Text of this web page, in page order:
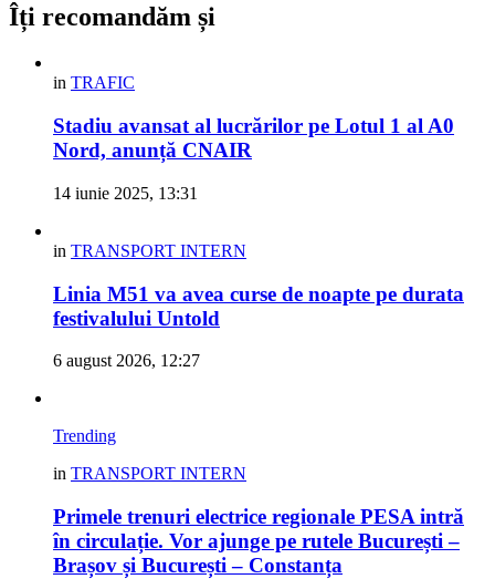
Îți recomandăm și
in TRAFIC
Stadiu avansat al lucrărilor pe Lotul 1 al A0
Nord, anunță CNAIR
14 iunie 2025, 13:31
in TRANSPORT INTERN
Linia M51 va avea curse de noapte pe durata
festivalului Untold
6 august 2026, 12:27
Trending
in TRANSPORT INTERN
Primele trenuri electrice regionale PESA intră
în circulație. Vor ajunge pe rutele București –
Brașov și București – Constanța